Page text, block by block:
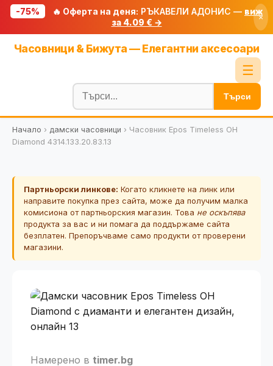
-75% 🔥 Оферта на деня: РЪКАВЕЛИ АДОНИС — виж
за 4.09 € →
×
Часовници & Бижута — Елегантни аксесоари
☰
Блог
🧮 Калкулатори
🔍 Намери продукт
🎟️ Купони
Търси
Начало › дамски часовници › Часовник Epos Timeless OH
Diamond 4314.133.20.83.13
Партньорски линкове: Когато кликнете на линк или
направите покупка през сайта, може да получим малка
комисиона от партньорския магазин. Това не оскъпява
продукта за вас и ни помага да поддържаме сайта
безплатен. Препоръчваме само продукти от проверени
магазини.
Намерено в timer.bg